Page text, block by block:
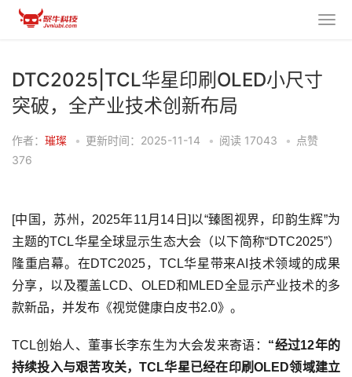
DTC2025|TCL华星印刷OLED小尺寸
突破，全产业技术创新布局
作者： 璀璨 • 更新时间：2025-11-14 • 阅读 17043 • 点赞
376
[中国，苏州，2025年11月14日]以“臻图视界，印韵生辉”为
主题的TCL华星全球显示生态大会（以下简称“DTC2025”）
隆重启幕。在DTC2025，TCL华星带来AI技术领域的成果
分享，以及覆盖LCD、OLED和MLED全显示产业技术的多
款新品，并发布《视觉健康白皮书2.0》。
TCL创始人、董事长李东生为大会发来寄语： “经过12年的
持续投入与艰苦攻关，TCL华星已经在印刷OLED领域建立